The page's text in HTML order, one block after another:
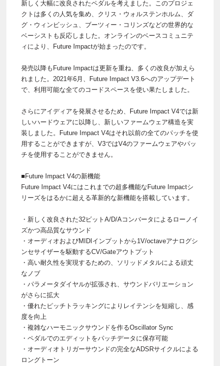
新しく大幅に改良されたペダルを考えました。このプロジェ
クトは多くの人気を集め、クリス・ウォルステンホルム、ダ
グ・ウィンビッシュ、ブーツィー・コリンズなどの世界的な
ベーシストも反応しました。オンラインのベースコミュニテ
ィにより、Future Impactが始まったのです。
発売以降もFuture Impactは更新を重ね、多くの改良が加えら
れました。2021年6月、Future Impact V3.6へのアップデート
で、利用可能な全てのコードスペースを使い果たしました。
さらにアイディアを発展させるため、Future Impact V4では新
しいハードウェアに以降し、新しいファームウェア構造を実
装しました。Future Impact V4はそれ以前の全てのパッチを使
用することができますが、V3ではV4のファームウェアやパッ
チを使用することができません。
■Future Impact V4の新機能
Future Impact V4にはこれまでの超多機能なFuture Impactシ
リーズをはるかに超える革新的な新機能を搭載しています。
・新しく改良された32ビットA/D/Aコンバータによるローノイ
ズかつ高品質なサウンド
・オーディオおよびMIDIインプットから1V/octaveアナログシ
ンセサイザーを駆動するCV/Gateアウトプット
・高い耐久性を実現するための、ソリッドメタルによる頑丈
なノブ
・パラメータダイヤルが拡張され、サウンドバリエーション
がさらに拡大
・優れたピッチトラッキングによりレイテンシを短縮し、感
度を向上
・複雑なハーモニックサウンドを作るOscillator Sync
・ペダルでのエディットをパッチデータに保存可能
・オーディオトリガーサウンドの完全なADSRサイクルによる
ロングトーン